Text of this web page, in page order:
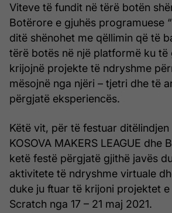
Viteve të fundit në tërë botën
Botërore e gjuhës programuese
ditë shënohet me qëllimin që të
tërë botës në një platformë ku të
krijojnë projekte të ndryshme
mësojnë nga njëri – tjetri dhe të
përgjatë eksperiencës.
Këtë vit, për të festuar ditëlindjen
KOSOVA MAKERS LEAGUE dhe
ketë festë përgjatë gjithë javës
aktivitete të ndryshme virtuale
duke ju ftuar të krijoni projektet e
Scratch nga 17 – 21 maj 2021.